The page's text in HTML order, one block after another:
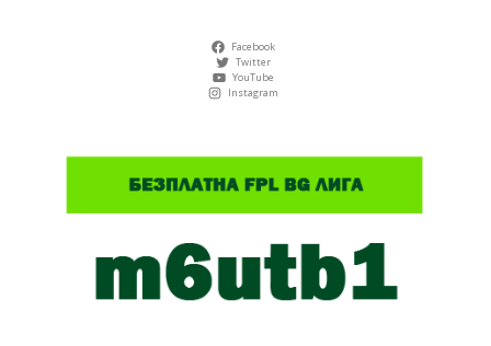
Facebook
Twitter
YouTube
Instagram